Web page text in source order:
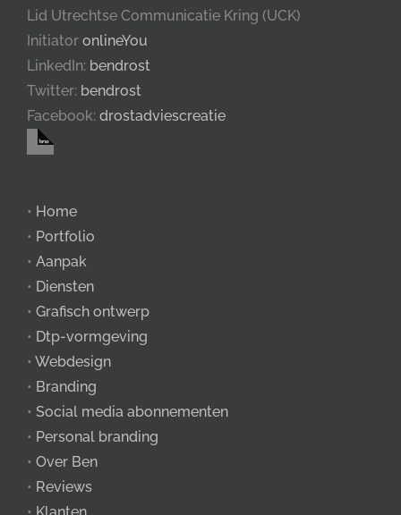
Lid Utrechtse Communicatie Kring (UCK)
Initiator onlineYou
LinkedIn: bendrost
Twitter: bendrost
Facebook: drostadviescreatie
• Home
• Portfolio
• Aanpak
• Diensten
• Grafisch ontwerp
• Dtp-vormgeving
• Webdesign
• Branding
• Social media abonnementen
• Personal branding
• Over Ben
• Reviews